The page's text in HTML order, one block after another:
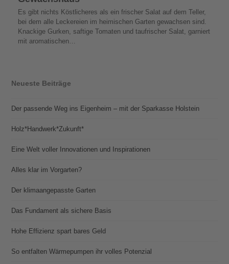
Es gibt nichts Köstlicheres als ein frischer Salat auf dem Teller,
bei dem alle Leckereien im heimischen Garten gewachsen sind.
Knackige Gurken, saftige Tomaten und taufrischer Salat, garniert
mit aromatischen…
Neueste Beiträge
Der passende Weg ins Eigenheim – mit der Sparkasse Holstein
Holz*Handwerk*Zukunft*
Eine Welt voller Innovationen und Inspirationen
Alles klar im Vorgarten?
Der klimaangepasste Garten
Das Fundament als sichere Basis
Hohe Effizienz spart bares Geld
So entfalten Wärmepumpen ihr volles Potenzial